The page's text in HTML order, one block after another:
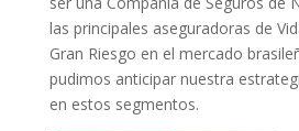
las principales aseguradoras de
Gran Riesgo en el mercado
pudimos anticipar nuestra
en estos segmentos.